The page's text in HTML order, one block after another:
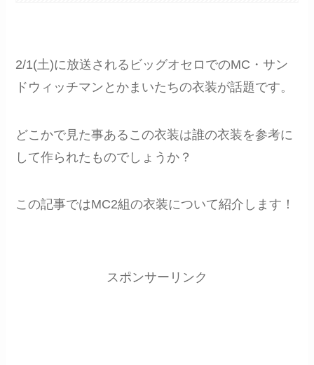
2/1(土)に放送されるビッグオセロでのMC・サン
ドウィッチマンとかまいたちの衣装が話題です。
どこかで見た事あるこの衣装は誰の衣装を参考に
して作られたものでしょうか？
この記事ではMC2組の衣装について紹介します！
スポンサーリンク